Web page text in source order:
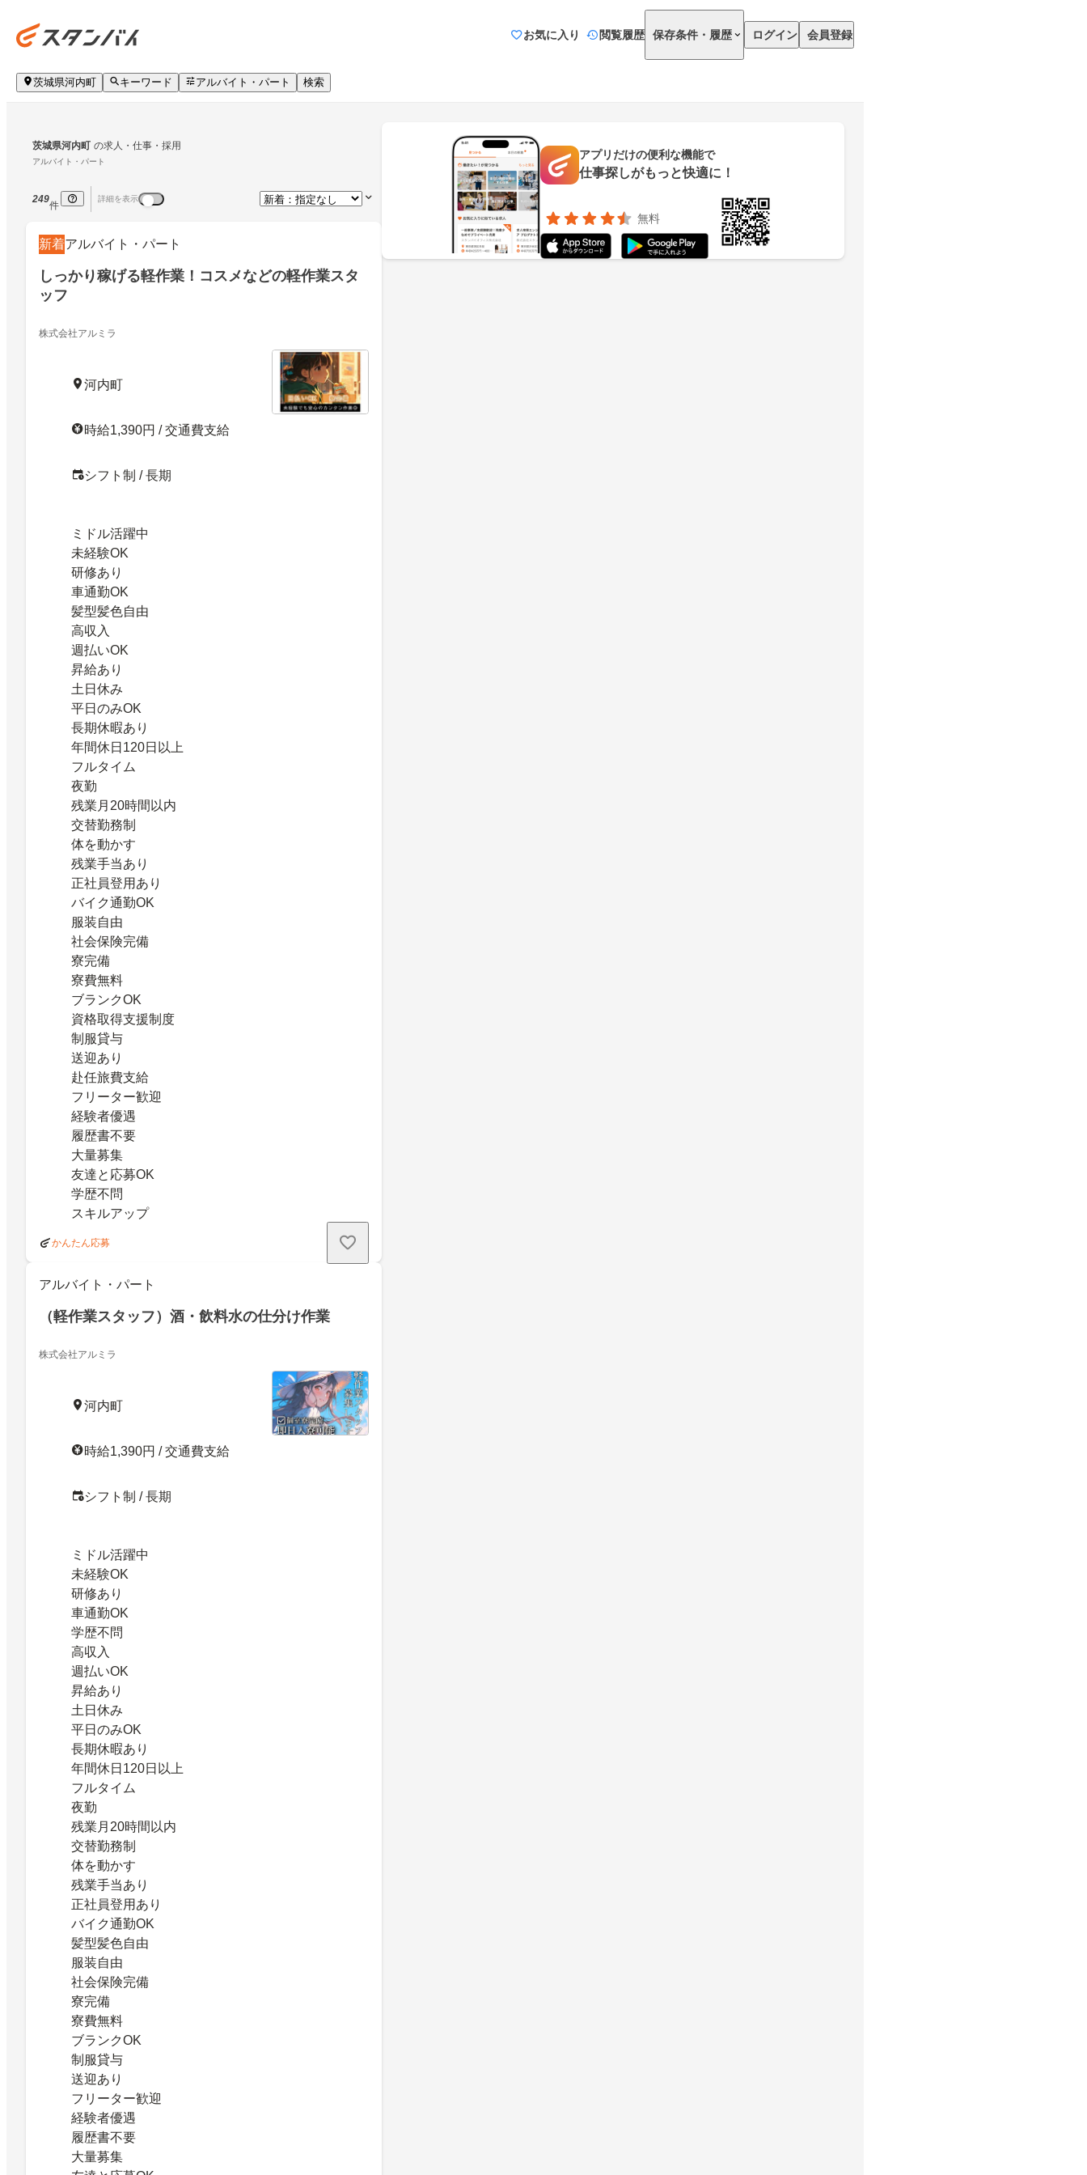
お気に入り 閲覧履歴 保存条件・履歴 ログイン 会員登録
茨城県河内町 キーワード アルバイト・パート 検索
茨城県河内町 の求人・仕事・採用
アルバイト・パート
249
件
詳細を表示
新着アルバイト・パート
しっかり稼げる軽作業！コスメなどの軽作業スタ
ッフ
株式会社アルミラ
河内町
時給1,390円 / 交通費支給
シフト制 / 長期
ミドル活躍中
未経験OK
研修あり
車通勤OK
髪型髪色自由
高収入
週払いOK
昇給あり
土日休み
平日のみOK
長期休暇あり
年間休日120日以上
フルタイム
夜勤
残業月20時間以内
交替勤務制
体を動かす
残業手当あり
正社員登用あり
バイク通勤OK
服装自由
社会保険完備
寮完備
寮費無料
ブランクOK
資格取得支援制度
制服貸与
送迎あり
赴任旅費支給
フリーター歓迎
経験者優遇
履歴書不要
大量募集
友達と応募OK
学歴不問
スキルアップ
かんたん応募
アルバイト・パート
（軽作業スタッフ）酒・飲料水の仕分け作業
株式会社アルミラ
河内町
時給1,390円 / 交通費支給
シフト制 / 長期
ミドル活躍中
未経験OK
研修あり
車通勤OK
学歴不問
高収入
週払いOK
昇給あり
土日休み
平日のみOK
長期休暇あり
年間休日120日以上
フルタイム
夜勤
残業月20時間以内
交替勤務制
体を動かす
残業手当あり
正社員登用あり
バイク通勤OK
髪型髪色自由
服装自由
社会保険完備
寮完備
寮費無料
ブランクOK
制服貸与
送迎あり
フリーター歓迎
経験者優遇
履歴書不要
大量募集
アプリだけの便利な機能で
仕事探しがもっと快適に！
無料